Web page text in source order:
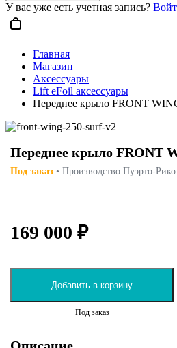
У вас уже есть учетная запись?
Главная
Магазин
Аксессуары
Lift eFoil аксессуары
Переднее крыло FRONT
Переднее крыло FRONT
Под заказ • Производство Пуэрто-Рико
169 000 ₽
Добавить в корзину
Под заказ
Описание